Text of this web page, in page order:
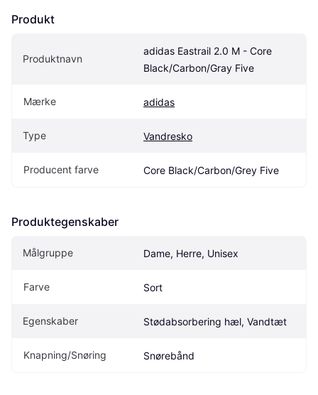
Produkt
Produktnavn
adidas Eastrail 2.0 M - Core
Black/Carbon/Gray Five
Mærke adidas
Type Vandresko
Producent farve Core Black/Carbon/Grey Five
Produktegenskaber
Målgruppe Dame, Herre, Unisex
Farve Sort
Egenskaber Stødabsorbering hæl, Vandtæt
Knapning/Snøring Snørebånd